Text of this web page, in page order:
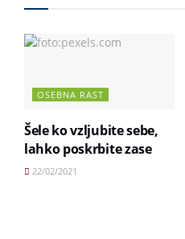
OSEBNA RAST
Šele ko vzljubite sebe,
lahko poskrbite zase
22/02/2021